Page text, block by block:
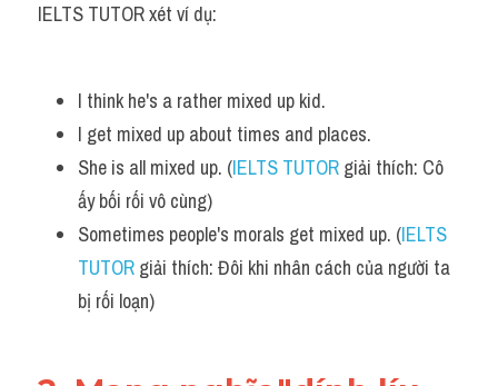
IELTS TUTOR xét ví dụ:
I think he's a rather mixed up kid.
I get mixed up about times and places.
She is all mixed up. (IELTS TUTOR giải thích: Cô
ấy bối rối vô cùng)
Sometimes people's morals get mixed up. (IELTS
TUTOR giải thích: Đôi khi nhân cách của người ta
bị rối loạn)